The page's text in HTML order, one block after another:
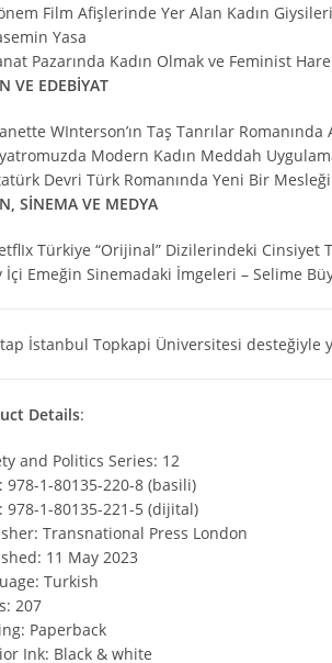
Film Afişlerinde Yer Alan Kadın
Yasa
Pazarında Kadın Olmak ve Feminist
VE EDEBİYAT
WInterson’ın Taş Tanrılar
Modern Kadın Meddah
Devri Türk Romanında Yeni Bir
SİNEMA VE MEDYA
Türkiye “Orijinal” Dizilerindeki Cinsiyet
İçi Emeğin Sinemadaki İmgeleri – Selime
İstanbul Topkapi Üniversitesi desteğiyle
Details:
and Politics Series: 12
978-1-80135-220-8 (basili)
978-1-80135-221-5 (dijital)
Transnational Press London
11 May 2023
Turkish
207
Paperback
Ink: Black & white